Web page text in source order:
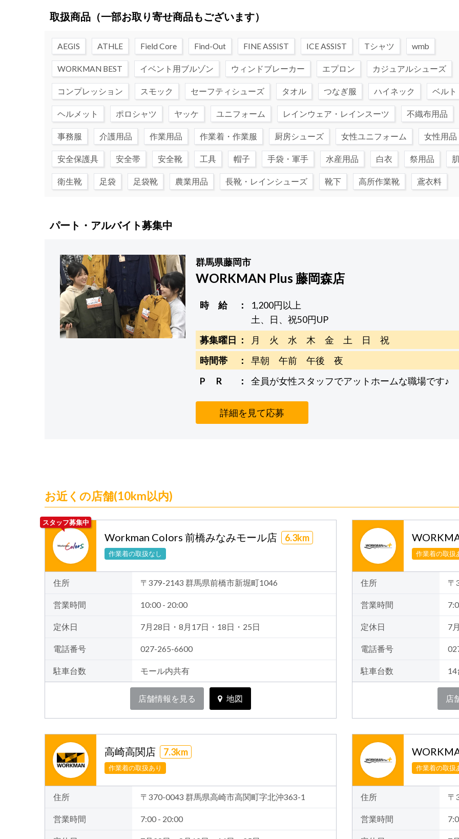
取扱商品 （一部お取り寄せ商品もございます）
AEGIS ATHLE Field Core Find-Out FINE ASSIST ICE ASSIST Tシャツ wmb
WORKMAN BEST イベント用ブルゾン ウィンドブレーカー エプロン カジュアルシューズ
コンプレッション スモック セーフティシューズ タオル つなぎ服 ハイネック ベルト
ヘルメット ポロシャツ ヤッケ ユニフォーム レインウェア・レインスーツ 不織布用品
事務服 介護用品 作業用品 作業着・作業服 厨房シューズ 女性ユニフォーム 女性用品
安全保護具 安全帯 安全靴 工具 帽子 手袋・軍手 水産用品 白衣 祭用品
衛生靴 足袋 足袋靴 農業用品 長靴・レインシューズ 靴下 高所作業靴 鳶衣料
パート・アルバイト募集中
群馬県藤岡市
WORKMAN Plus 藤岡森店
時 給
1,200円以上
土、日、祝50円UP
募集曜日
月 火 水 木 金 土 日 祝
時間帯
早朝 午前 午後 夜
P R
全員が女性スタッフでアットホームな職場です♪
詳細を見て応募
お近くの店舗(10km以内)
スタッフ募集中
Workman Colors 前橋みなみモール店 6.3km
作業着の取扱なし
住所 〒379-2143 群馬県前橋市新堀町1046
営業時間 10:00 - 20:00
定休日 7月28日・8月17日・18日・25日
電話番号 027-265-6600
駐車台数 モール内共有
店舗情報を見る 地図
作業着の取扱
住所 〒
営業時間
定休日 7
電話番号
駐車台数 14
店
高崎高関店 7.3km
作業着の取扱あり
住所 〒370-0043 群馬県高崎市高関町字北沖363-1
営業時間 7:00 - 20:00
作業着の取扱
住所 〒
営業時間